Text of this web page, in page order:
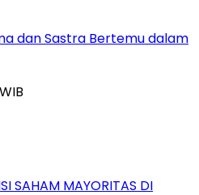
dan Sastra Bertemu dalam
SAHAM MAYORITAS DI